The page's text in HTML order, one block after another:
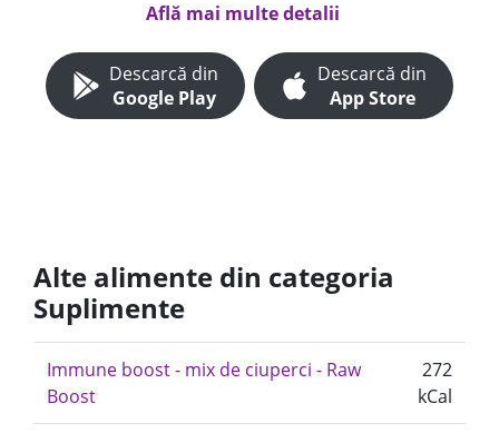
Află mai multe detalii
Descarcă din
Google Play
Descarcă din
App Store
Alte alimente din categoria
Suplimente
Immune boost - mix de ciuperci - Raw
Boost
272
kCal